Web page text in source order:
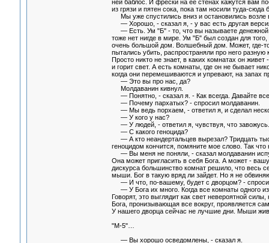
ней баблос. И фрески на ее стенах кажутся вам
из грязи и пятен сока, пока там носили туда-
Мы уже спустились вниз и остановились возле
— Хорошо, - сказал я, - у вас есть другая
— Есть. Ум "Б" - то, что вы называете денежной
тоже нет нигде в мире. Ум "Б" был создан для
очень большой дом. Волшебный дом. Может, где-
пытались убить, распространяли про него
Просто никто не знает, в каких комнатах он
и горит свет. А есть комнаты, где он не бывает
когда они перемешиваются и упревают, на запах
— Это вы про нас, да?
Молдаванин кивнул.
— Понятно, - сказал я. - Как всегда. Давайте
— Почему пархатых? - спросил молдаванин.
— Мы ведь порхаем, - ответил я, и сделал
— У кого у нас?
— У людей, - ответил я, чувствуя, что
— С какого геноцида?
— А кто неандертальцев вырезал? Тридцать
геноцидом кончится, помяните мое слово. Так
— Вы меня не поняли, - сказал молдаванин
Она может пригласить в себя Бога. А может -
дискурса большинство комнат решило, что весь
мыши. Бог в такую вряд ли зайдет. Но я не
— И что, по-вашему, будет с дворцом? -
— У Бога их много. Когда все комнаты одного из
Говорят, это выглядит как свет невероятной
Бога, пронизывающая все вокруг, проявляется
У нашего дворца сейчас не лучшие дни. Мыши
"М-5"…
— Вы хорошо осведомлены, - сказал я.